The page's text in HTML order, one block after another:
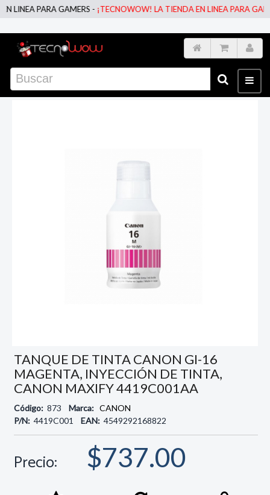
PARA GAMERS -¡TECNOWOW! LA TIENDA EN LINEA PARA
TANQUE DE TINTA CANON GI-16
MAGENTA, INYECCIÓN DE TINTA,
CANON MAXIFY 4419C001AA
Código: 873 Marca: CANON
P/N: 4419C001 EAN: 4549292168822
Precio: $737.00